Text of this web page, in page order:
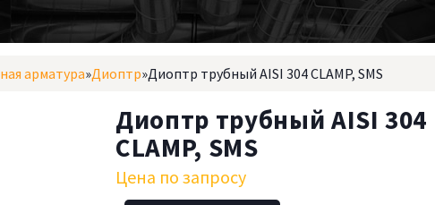
арматура»Диоптр»Диоптр трубный AISI 304 CLAMP, SMS
Диоптр трубный AISI 304
CLAMP, SMS
Цена по запросу